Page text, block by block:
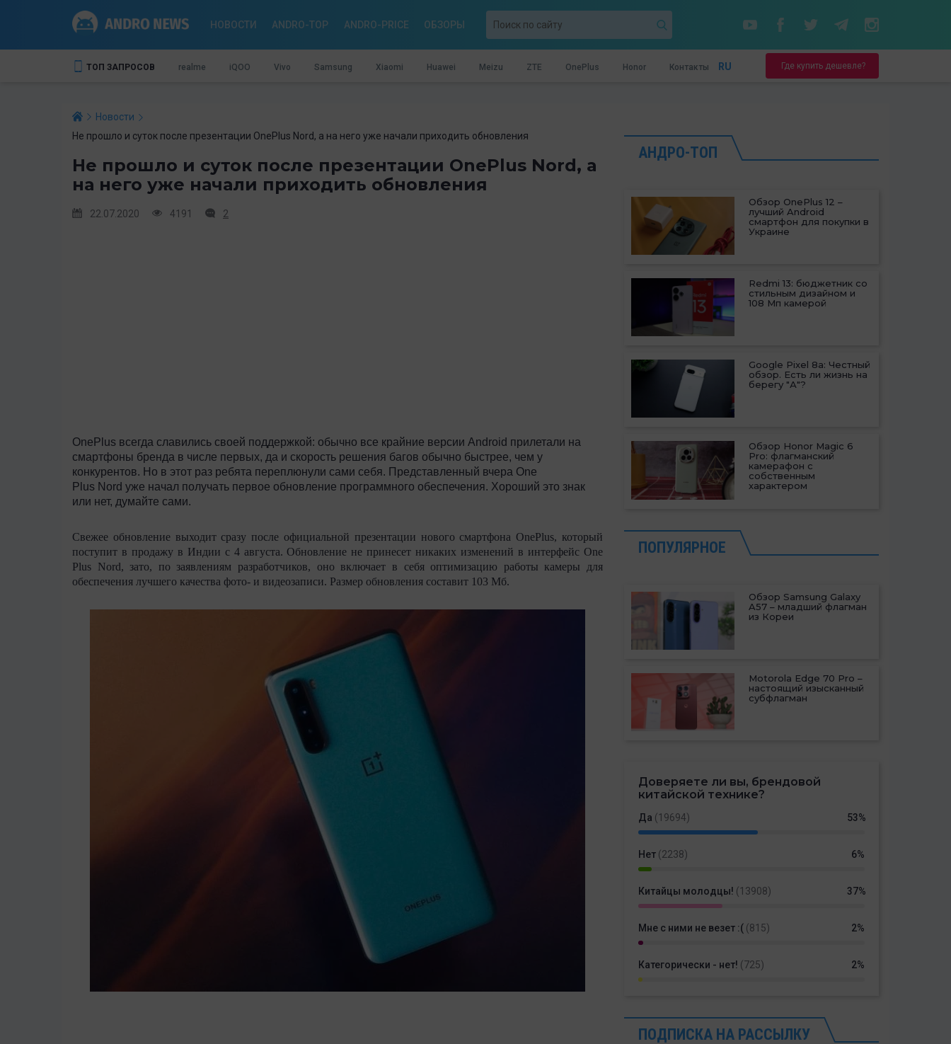
НОВОСТИ ANDRO-TOP ANDRO-PRICE ОБЗОРЫ
ТОП ЗАПРОСОВ realme iQOO Vivo Samsung Xiaomi Huawei Meizu ZTE OnePlus Honor Контакты RU Где купить дешевле?
Новости
Не прошло и суток после презентации OnePlus Nord, а на него уже начали приходить обновления
Не прошло и суток после презентации OnePlus Nord, а
на него уже начали приходить обновления
22.07.2020 4191 2
OnePlus всегда славились своей поддержкой: обычно все крайние версии Android прилетали на
смартфоны бренда в числе первых, да и скорость решения багов обычно быстрее, чем у
конкурентов. Но в этот раз ребята переплюнули сами себя. Представленный вчера One
Plus Nord уже начал получать первое обновление программного обеспечения. Хороший это знак
или нет, думайте сами.
Свежее обновление выходит сразу после официальной презентации нового смартфона OnePlus, который
поступит в продажу в Индии с 4 августа. Обновление не принесет никаких изменений в интерфейс One
Plus Nord, зато, по заявлениям разработчиков, оно включает в себя оптимизацию работы камеры для
обеспечения лучшего качества фото- и видеозаписи. Размер обновления составит 103 Мб.
АНДРО-ТОП
Обзор OnePlus 12 –
лучший Android
смартфон для покупки в
Украине
Redmi 13: бюджетник со
стильным дизайном и
108 Мп камерой
Google Pixel 8a: Честный
обзор. Есть ли жизнь на
берегу "А"?
Обзор Honor Magic 6
Pro: флагманский
камерафон с
собственным
характером
ПОПУЛЯРНОЕ
Обзор Samsung Galaxy
A57 – младший флагман
из Кореи
Motorola Edge 70 Pro –
настоящий изысканный
субфлагман
Доверяете ли вы, брендовой
китайской технике?
Да (19694) 53%
Нет (2238) 6%
Китайцы молодцы! (13908) 37%
Мне с ними не везет :( (815) 2%
Категорически - нет! (725) 2%
ПОДПИСКА НА РАССЫЛКУ